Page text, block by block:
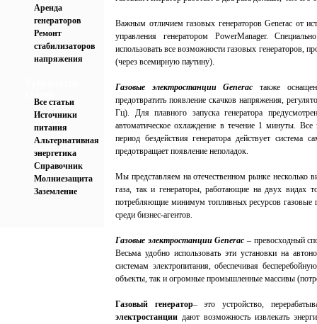
Аренда
генераторов
Ремонт
стабилизаторов
напряжения
Все статьи
Источники
питания
Альтернативная
энергетика
Справочник
Молниезащита
Заземление
Важным отличием газовых генераторов Generac от
управления генератором PowerManager.
использовать все возможности газовых генераторов,
(через всемирную паутину).
Газовые электростанции Generac также
предотвратить появление скачков напряжения,
Гц). Для плавного запуска генератора
автоматическое охлаждение в течение 1 минуты.
период бездействия генератора действует
предотвращает появление неполадок.
Мы представляем на отечественном рынке несколько
газа, так и генераторы, работающие на двух видах
потребляющие минимум топливных ресурсов газовые
среди бизнес-агентов.
Газовые электростанции Generac – превосходный
Весьма удобно использовать эти установки на
системам электропитания, обеспечивая
объекты, так и огромные промышленные массивы
Газовый генератор– это устройство,
электростанции дают возможность извлекать